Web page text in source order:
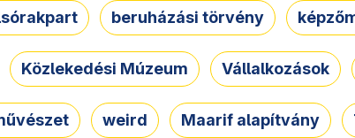
beruházási törvény
Közlekedési Múzeum Vállalkozások
weird Maarif alapítvány